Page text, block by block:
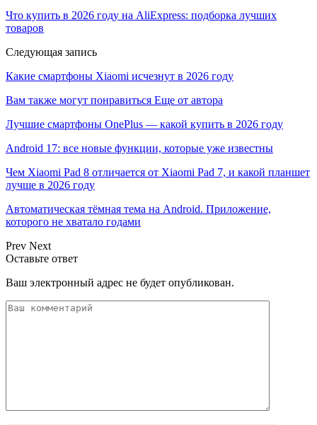
Что купить в 2026 году на AliExpress: подборка лучших
товаров
Следующая запись
Какие смартфоны Xiaomi исчезнут в 2026 году
Вам также могут понравиться Еще от автора
Лучшие смартфоны OnePlus — какой купить в 2026 году
Android 17: все новые функции, которые уже известны
Чем Xiaomi Pad 8 отличается от Xiaomi Pad 7, и какой планшет
лучше в 2026 году
Автоматическая тёмная тема на Android. Приложение,
которого не хватало годами
Prev Next
Оставьте ответ
Ваш электронный адрес не будет опубликован.